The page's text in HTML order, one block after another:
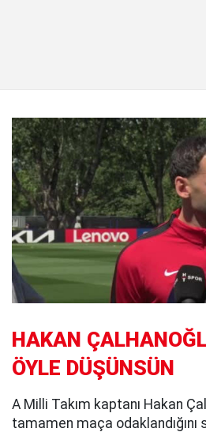
HAKAN
ÖYLE DÜŞÜNSÜN
A Milli Takım kaptanı Hakan
tamamen maça odaklandığını